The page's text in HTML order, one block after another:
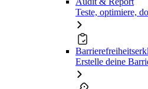
Teste, optimiere,
Erstelle deine